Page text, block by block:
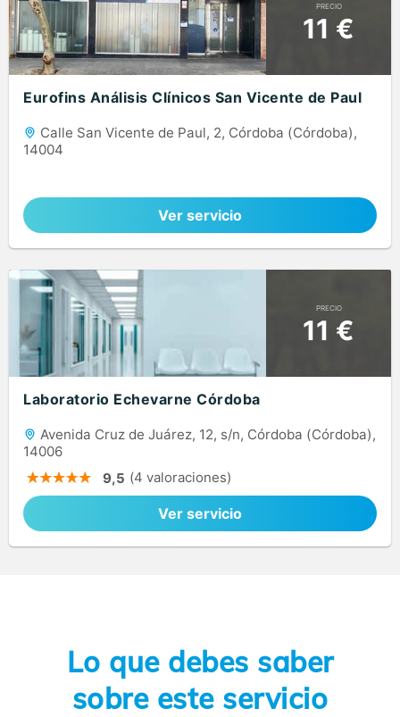
PRECIO
11 €
Eurofins Análisis Clínicos San Vicente de Paul
Calle San Vicente de Paul, 2, Córdoba (Córdoba),
14004
Ver servicio
PRECIO
11 €
Laboratorio Echevarne Córdoba
Avenida Cruz de Juárez, 12, s/n, Córdoba (Córdoba),
14006
9,5 (4 valoraciones)
Ver servicio
Lo que debes saber
sobre este servicio